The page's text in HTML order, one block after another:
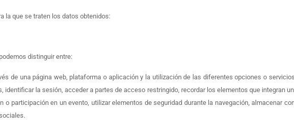
la que se traten los datos obtenidos:
distinguir entre:
de una página web, plataforma o aplicación y la utilización de las diferentes opciones o
la sesión, acceder a partes de acceso restringido, recordar los elementos que integran un
participación en un evento, utilizar elementos de seguridad durante la navegación, almacenar